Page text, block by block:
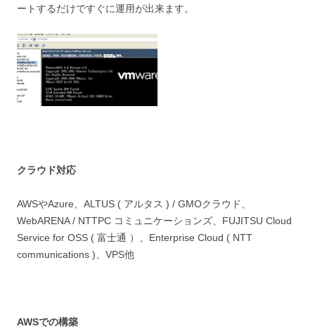
ートするだけですぐに運用が出来ます。
クラウド対応
AWSやAzure、ALTUS ( アルタス ) / GMOクラウド、
WebARENA / NTTPC コミュニケーションズ、FUJITSU Cloud
Service for OSS ( 富士通 ）、Enterprise Cloud ( NTT
communications )、VPS他
AWSでの構築